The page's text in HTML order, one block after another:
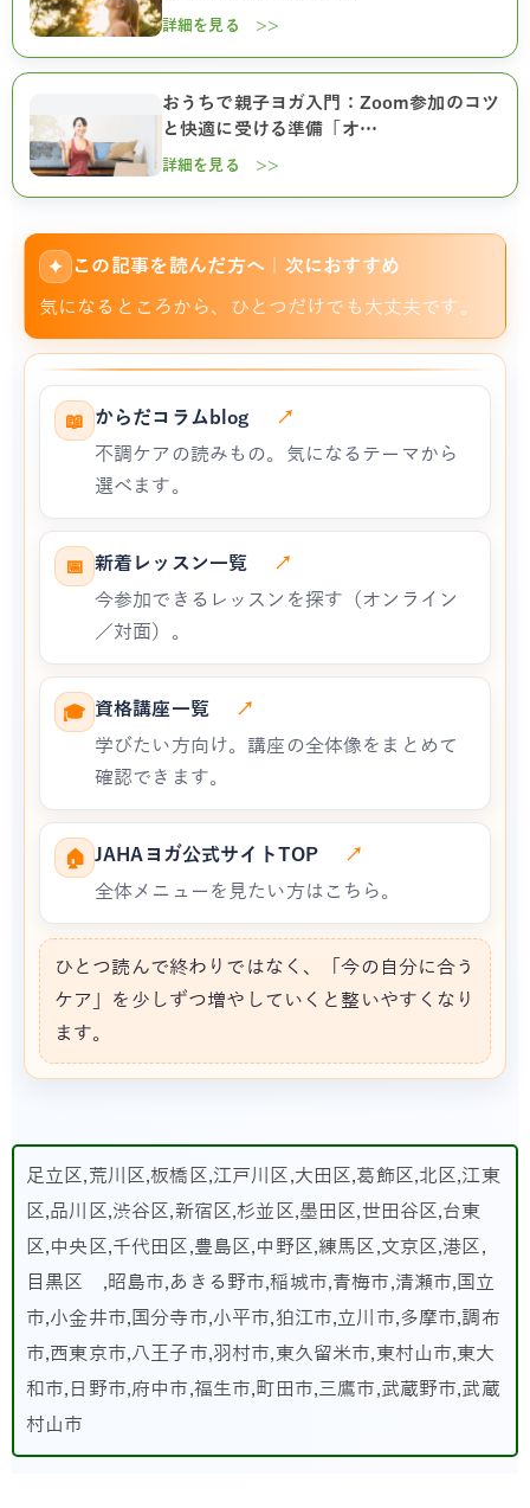
詳細を見る >>
おうちで親子ヨガ入門：Zoom参加のコツ
と快適に受ける準備「オ…
詳細を見る >>
✦ この記事を読んだ方へ｜次におすすめ
気になるところから、ひとつだけでも大丈夫です。
📖 からだコラムblog
↗
不調ケアの読みもの。気になるテーマから
選べます。
📅 新着レッスン一覧
↗
今参加できるレッスンを探す（オンライン
／対面）。
🎓 資格講座一覧
↗
学びたい方向け。講座の全体像をまとめて
確認できます。
🏠 JAHAヨガ公式サイトTOP
↗
全体メニューを見たい方はこちら。
ひとつ読んで終わりではなく、「今の自分に合う
ケア」を少しずつ増やしていくと整いやすくなり
ます。
足立区,荒川区,板橋区,江戸川区,大田区,葛飾区,北区,江東
区,品川区,渋谷区,新宿区,杉並区,墨田区,世田谷区,台東
区,中央区,千代田区,豊島区,中野区,練馬区,文京区,港区,
目黒区 ,昭島市,あきる野市,稲城市,青梅市,清瀬市,国立
市,小金井市,国分寺市,小平市,狛江市,立川市,多摩市,調布
市,西東京市,八王子市,羽村市,東久留米市,東村山市,東大
和市,日野市,府中市,福生市,町田市,三鷹市,武蔵野市,武蔵
村山市